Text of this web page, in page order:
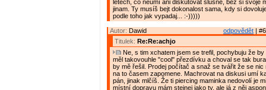
letech, co neumí ani diskutovat slušně, běž si svoje
jinam. Ty musíš bejt dokonalost sama, kdy si
podle toho jak vypadaj... :-)))))
odpovědět |
Autor: Dawid
Titulek: Re:Re:achjo
Ne, s tim xchatem jsem se trefil, pochybuju že by
měl takovouhle "cool" přezdívku a choval se tak
by mě řešil. Prodej počítač a snaž se tvářit že se nic
na to časem zapomene. Machrovat na diskusi umí
pán, jinak mlčíš. Že ti piercing maminka nedovolí je
místní dopravu mám stejnej jako ty, ale já z něj